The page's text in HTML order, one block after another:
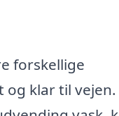
forskellige
klar til vejen.